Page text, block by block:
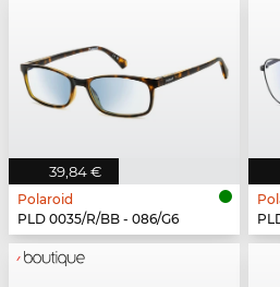
39,84 €
Polaroid
PLD 0035/R/BB - 086/G6